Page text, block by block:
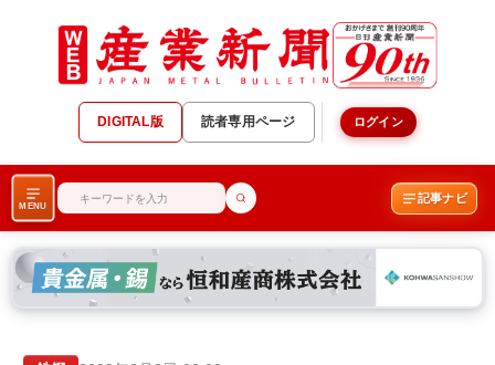
DIGITAL版 読者専用ページ ログイン
MENU
記事ナビ